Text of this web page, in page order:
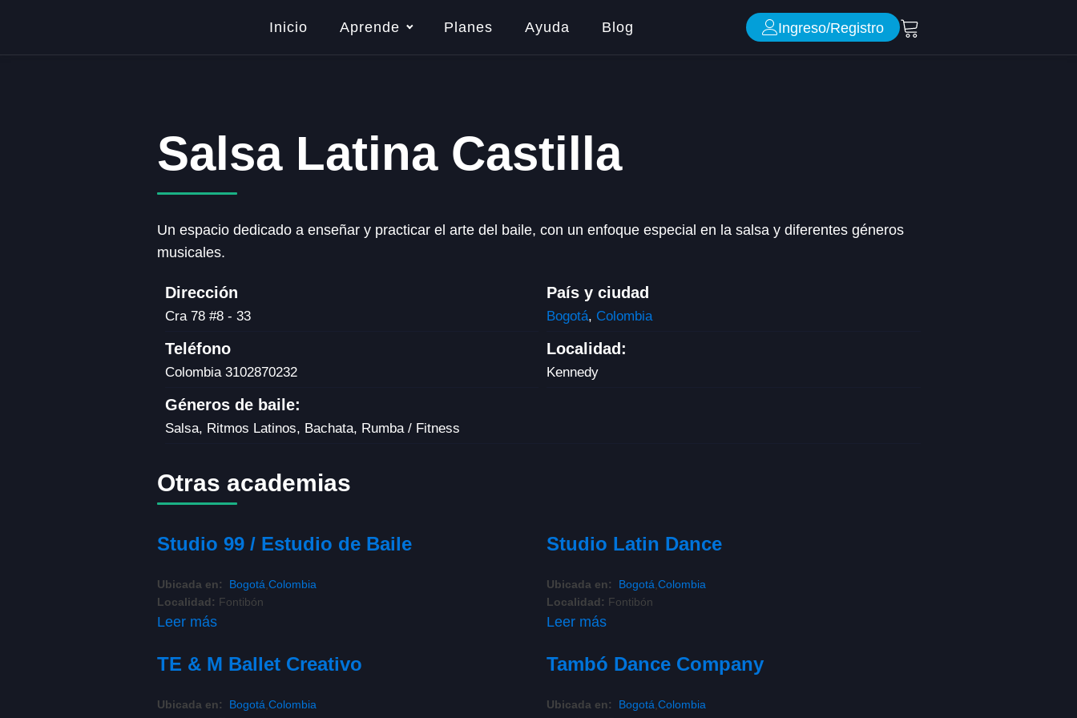
Inicio Aprende Planes Ayuda Blog Ingreso/Registro
Salsa Latina Castilla
Un espacio dedicado a enseñar y practicar el arte del baile, con un enfoque especial en la salsa y diferentes géneros
musicales.
Dirección
Cra 78 #8 - 33
Teléfono
Colombia 3102870232
País y ciudad
Bogotá, Colombia
Localidad:
Kennedy
Géneros de baile:
Salsa, Ritmos Latinos, Bachata, Rumba / Fitness
Otras academias
Studio 99 / Estudio de Baile
Ubicada en: Bogotá Colombia
Localidad: Fontibón
Leer más
Studio Latin Dance
Ubicada en: Bogotá Colombia
Localidad: Fontibón
Leer más
TE & M Ballet Creativo
Ubicada en: Bogotá Colombia
Tambó Dance Company
Ubicada en: Bogotá Colombia